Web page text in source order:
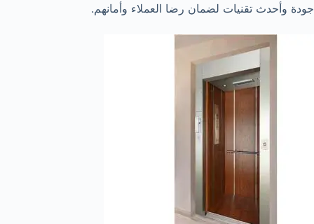
جودة وأحدث تقنيات لضمان رضا العملاء وأمانهم.